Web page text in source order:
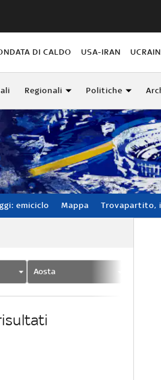
DI CALDO USA-IRAN
Regionali Politiche
emiciclo Mappa Trovapartito,
Aosta